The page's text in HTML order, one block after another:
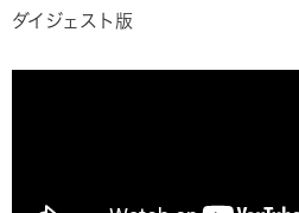
ダイジェスト版